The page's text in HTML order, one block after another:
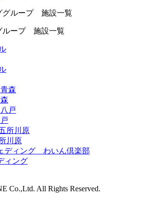
ループ 施設一覧
川原
ィング
Co.,Ltd. All Rights Reserved.